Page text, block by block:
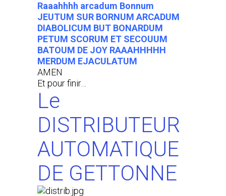
Raaahhhh arcadum Bonnum
JEUTUM SUR BORNUM ARCADUM
DIABOLICUM BUT BONARDUM
PETUM SCORUM ET SECOUUM
BATOUM DE JOY RAAAHHHHH
MERDUM EJACULATUM
AMEN
Et pour finir…
Le
DISTRIBUTEUR
AUTOMATIQUE
DE GETTONNE